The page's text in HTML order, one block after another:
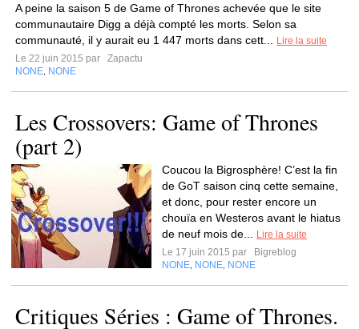
A peine la saison 5 de Game of Thrones achevée que le site
communautaire Digg a déjà compté les morts. Selon sa
communauté, il y aurait eu 1 447 morts dans cett...
Lire la suite
Le 22 juin 2015 par
Zapactu
NONE NONE
Les Crossovers: Game of Thrones
(part 2)
Coucou la Bigrosphère! C’est la fin
de GoT saison cinq cette semaine,
et donc, pour rester encore un
chouïa en Westeros avant le hiatus
de neuf mois de...
Lire la suite
Le 17 juin 2015 par
Bigreblog
NONE NONE NONE
Critiques Séries : Game of Thrones.